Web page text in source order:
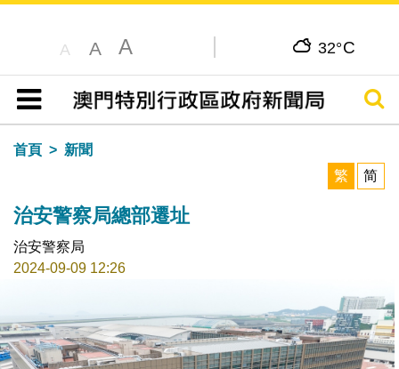
A A A 32°C
目錄
搜尋
首頁
新聞
繁
简
治安警察局總部遷址
治安警察局
2024-09-09 12:26